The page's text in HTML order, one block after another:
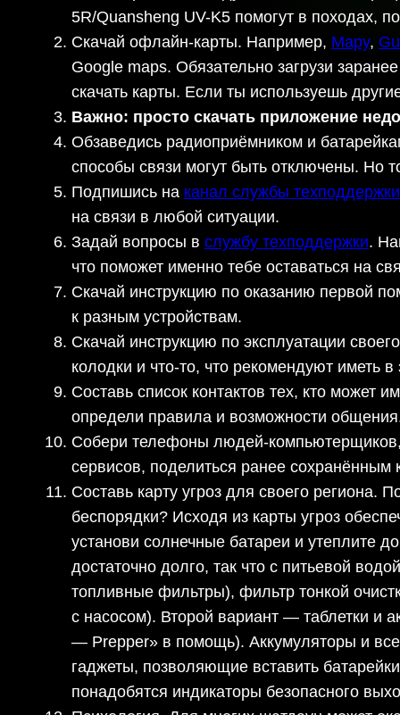
5R/Quansheng UV-K5 помогут в походах,
Скачай офлайн-карты. Например, Mapy,
Google maps. Обязательно загрузи
скачать карты. Если ты используешь
Важно: просто скачать приложение
Обзаведись радиоприёмником и
способы связи могут быть отключены. Но
Подпишись на канал службы
на связи в любой ситуации.
Задай вопросы в службу техподдержки.
что поможет именно тебе оставаться на
Скачай инструкцию по оказанию первой
к разным устройствам.
Скачай инструкцию по эксплуатации
колодки и что-то, что рекомендуют иметь
Составь список контактов тех, кто может
определи правила и возможности
Собери телефоны людей-компьютерщиков,
сервисов, поделиться ранее сохранённым
Составь карту угроз для своего региона.
беспорядки? Исходя из карты угроз
установи солнечные батареи и утеплите
достаточно долго, так что с питьевой
топливные фильтры), фильтр тонкой
с насосом). Второй вариант — таблетки и
— Prepper» в помощь). Аккумуляторы и
гаджеты, позволяющие вставить
понадобятся индикаторы безопасного